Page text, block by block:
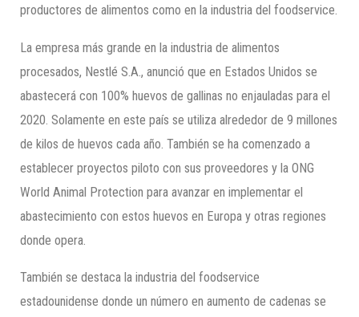
productores de alimentos como en la industria del foodservice.
La empresa más grande en la industria de alimentos
procesados, Nestlé S.A., anunció que en Estados Unidos se
abastecerá con 100% huevos de gallinas no enjauladas para el
2020. Solamente en este país se utiliza alrededor de 9 millones
de kilos de huevos cada año. También se ha comenzado a
establecer proyectos piloto con sus proveedores y la ONG
World Animal Protection para avanzar en implementar el
abastecimiento con estos huevos en Europa y otras regiones
donde opera.
También se destaca la industria del foodservice
estadounidense donde un número en aumento de cadenas se